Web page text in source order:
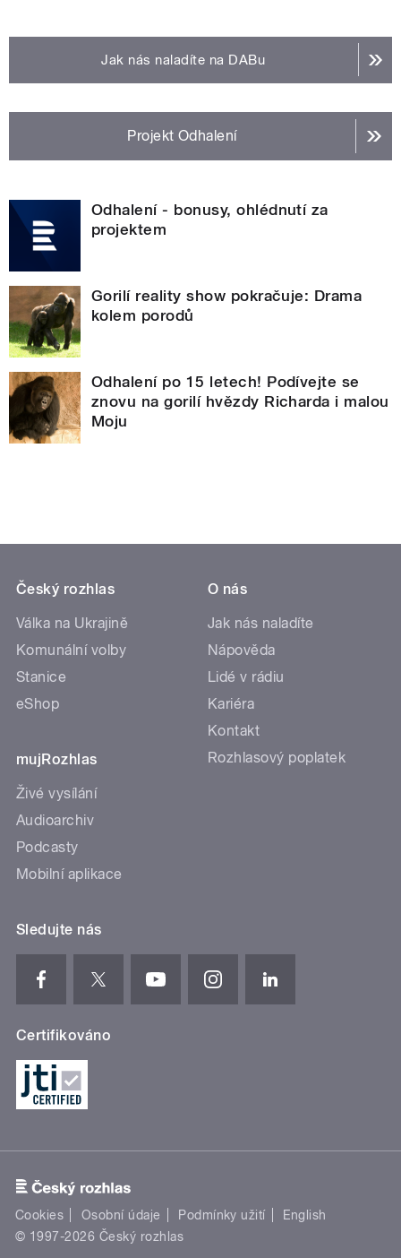
Jak nás naladíte na DABu
Projekt Odhalení
Odhalení - bonusy, ohlédnutí za
projektem
Gorilí reality show pokračuje: Drama
kolem porodů
Odhalení po 15 letech! Podívejte se
znovu na gorilí hvězdy Richarda i malou
Moju
Český rozhlas
Válka na Ukrajině
Komunální volby
Stanice
eShop
mujRozhlas
Živé vysílání
Audioarchiv
Podcasty
Mobilní aplikace
O nás
Jak nás naladíte
Nápověda
Lidé v rádiu
Kariéra
Kontakt
Rozhlasový poplatek
Sledujte nás
Certifikováno
Cookies Osobní údaje Podmínky užití
English
© 1997-2026 Český rozhlas